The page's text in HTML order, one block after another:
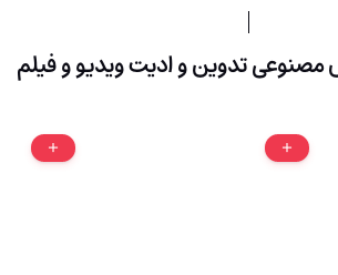
تدوین و ادیت ویدیو و فیلم